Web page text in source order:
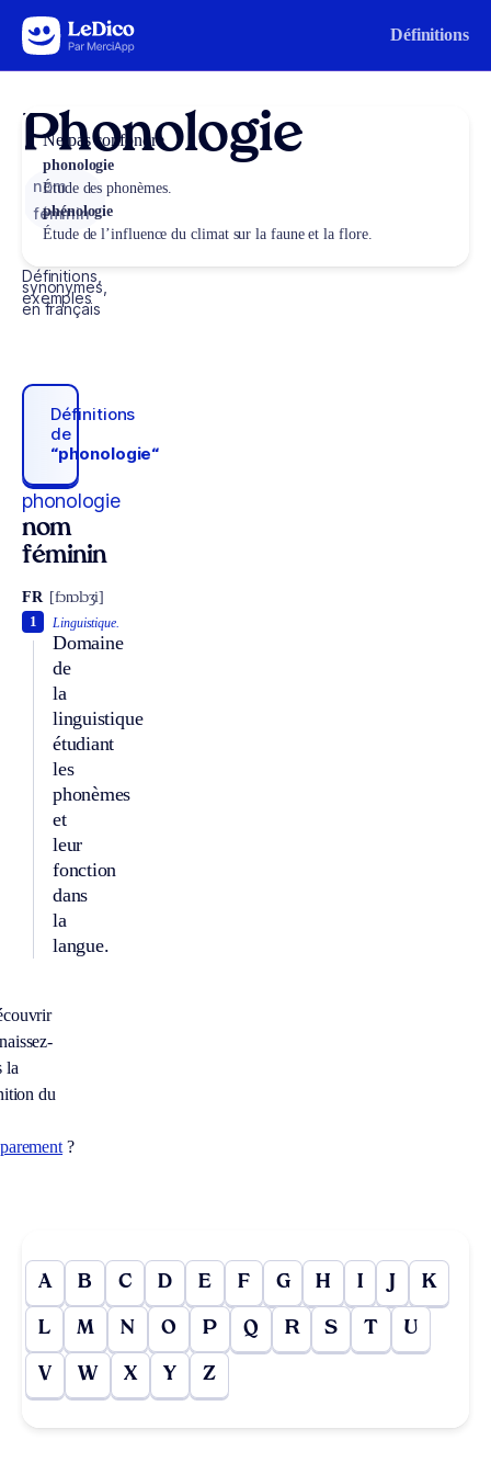
Aller au contenu Définitions
Phonologie
nom
féminin
Définitions,
synonymes,
exemples
en français
Définitions
de
“phonologie“
phonologie
nom
féminin
FR [fɔnɔlɔʒi]
Linguistique.
Domaine
de
la
linguistique
étudiant
les
phonèmes
et
leur
fonction
dans
la
langue.
1
la
du
?
Ne pas confondre
phonologie
Étude des phonèmes.
phénologie
Étude de l’influence du climat sur la faune et la flore.
A B C D E F G H I J K
L M N O P Q R S T U
V W X Y Z